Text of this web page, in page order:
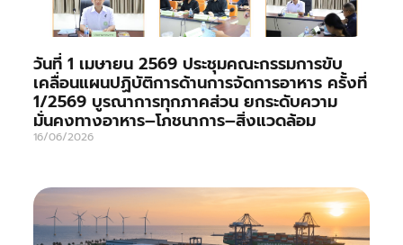
วันที่ 1 เมษายน 2569 ประชุมคณะกรรมการขับ
เคลื่อนแผนปฏิบัติการด้านการจัดการอาหาร ครั้งที่
1/2569 บูรณาการทุกภาคส่วน ยกระดับความ
มั่นคงทางอาหาร–โภชนาการ–สิ่งแวดล้อม
16/06/2026